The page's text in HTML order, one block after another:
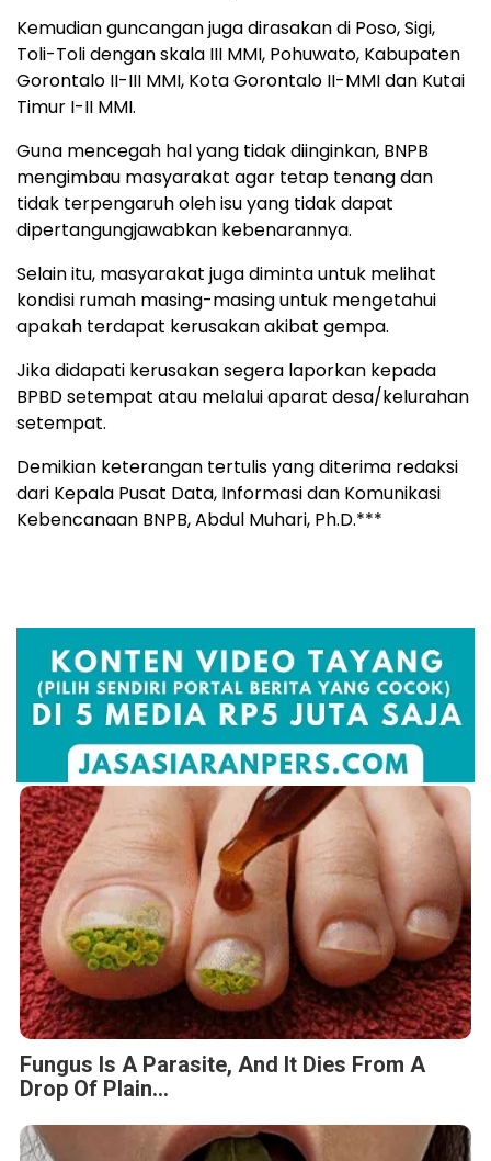
Kemudian guncangan juga dirasakan di Poso, Sigi,
Toli-Toli dengan skala III MMI, Pohuwato, Kabupaten
Gorontalo II-III MMI, Kota Gorontalo II-MMI dan Kutai
Timur I-II MMI.
Guna mencegah hal yang tidak diinginkan, BNPB
mengimbau masyarakat agar tetap tenang dan
tidak terpengaruh oleh isu yang tidak dapat
dipertangungjawabkan kebenarannya.
Selain itu, masyarakat juga diminta untuk melihat
kondisi rumah masing-masing untuk mengetahui
apakah terdapat kerusakan akibat gempa.
Jika didapati kerusakan segera laporkan kepada
BPBD setempat atau melalui aparat desa/kelurahan
setempat.
Demikian keterangan tertulis yang diterima redaksi
dari Kepala Pusat Data, Informasi dan Komunikasi
Kebencanaan BNPB, Abdul Muhari, Ph.D.***
Fungus Is A Parasite, And It Dies From A
Drop Of Plain...